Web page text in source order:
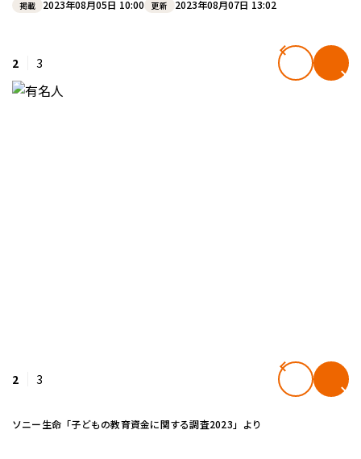
掲載 2023年08月05日 10:00 更新 2023年08月07日 13:02
2 3
2 3
ソニー生命「子どもの教育資金に関する調査2023」より